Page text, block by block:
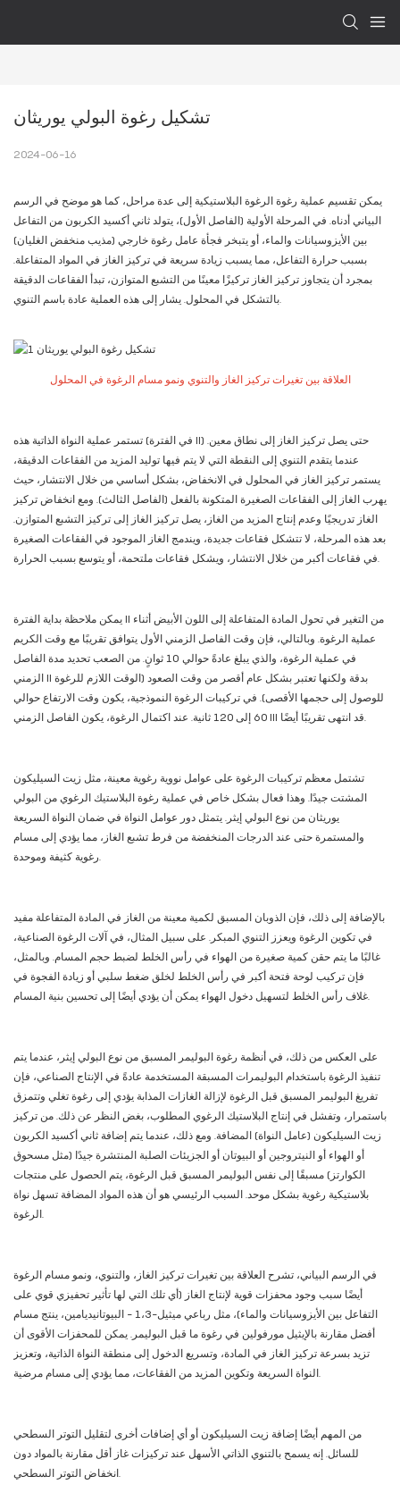
تشكيل رغوة البولي يوريثان
2024-06-16
يمكن تقسيم عملية رغوة الرغوة البلاستيكية إلى عدة مراحل، كما هو موضح في الرسم
البياني أدناه. في المرحلة الأولية (الفاصل الأول)، يتولد ثاني أكسيد الكربون من التفاعل
بين الأيزوسيانات والماء، أو يتبخر فجأة عامل رغوة خارجي (مذيب منخفض الغليان)
بسبب حرارة التفاعل، مما يسبب زيادة سريعة في تركيز الغاز في المواد المتفاعلة.
بمجرد أن يتجاوز تركيز الغاز تركيزًا معينًا من التشبع المتوازن، تبدأ الفقاعات الدقيقة
بالتشكل في المحلول. يشار إلى هذه العملية عادة باسم التنوي.
العلاقة بين تغيرات تركيز الغاز والتنوي ونمو مسام الرغوة في المحلول
تستمر عملية النواة الذاتية هذه (في الفترة II) حتى يصل تركيز الغاز إلى نطاق معين.
عندما يتقدم التنوي إلى النقطة التي لا يتم فيها توليد المزيد من الفقاعات الدقيقة،
يستمر تركيز الغاز في المحلول في الانخفاض، بشكل أساسي من خلال الانتشار، حيث
يهرب الغاز إلى الفقاعات الصغيرة المتكونة بالفعل (الفاصل الثالث). ومع انخفاض تركيز
الغاز تدريجيًا وعدم إنتاج المزيد من الغاز، يصل تركيز الغاز إلى تركيز التشبع المتوازن.
بعد هذه المرحلة، لا تتشكل فقاعات جديدة، ويندمج الغاز الموجود في الفقاعات الصغيرة
في فقاعات أكبر من خلال الانتشار، ويشكل فقاعات ملتحمة، أو يتوسع بسبب الحرارة.
يمكن ملاحظة بداية الفترة II من التغير في تحول المادة المتفاعلة إلى اللون الأبيض أثناء
عملية الرغوة. وبالتالي، فإن وقت الفاصل الزمني الأول يتوافق تقريبًا مع وقت الكريم
في عملية الرغوة، والذي يبلغ عادةً حوالي 10 ثوانٍ. من الصعب تحديد مدة الفاصل
الزمني II بدقة ولكنها تعتبر بشكل عام أقصر من وقت الصعود (الوقت اللازم للرغوة
للوصول إلى حجمها الأقصى). في تركيبات الرغوة النموذجية، يكون وقت الارتفاع حوالي
60 إلى 120 ثانية. عند اكتمال الرغوة، يكون الفاصل الزمني III قد انتهى تقريبًا أيضًا.
تشتمل معظم تركيبات الرغوة على عوامل نووية رغوية معينة، مثل زيت السيليكون
المشتت جيدًا. وهذا فعال بشكل خاص في عملية رغوة البلاستيك الرغوي من البولي
يوريثان من نوع البولي إيثر. يتمثل دور عوامل النواة في ضمان النواة السريعة
والمستمرة حتى عند الدرجات المنخفضة من فرط تشبع الغاز، مما يؤدي إلى مسام
رغوية كثيفة وموحدة.
بالإضافة إلى ذلك، فإن الذوبان المسبق لكمية معينة من الغاز في المادة المتفاعلة مفيد
في تكوين الرغوة ويعزز التنوي المبكر. على سبيل المثال، في آلات الرغوة الصناعية،
غالبًا ما يتم حقن كمية صغيرة من الهواء في رأس الخلط لضبط حجم المسام. وبالمثل،
فإن تركيب لوحة فتحة أكبر في رأس الخلط لخلق ضغط سلبي أو زيادة الفجوة في
غلاف رأس الخلط لتسهيل دخول الهواء يمكن أن يؤدي أيضًا إلى تحسين بنية المسام.
على العكس من ذلك، في أنظمة رغوة البوليمر المسبق من نوع البولي إيثر، عندما يتم
تنفيذ الرغوة باستخدام البوليمرات المسبقة المستخدمة عادةً في الإنتاج الصناعي، فإن
تفريغ البوليمر المسبق قبل الرغوة لإزالة الغازات المذابة يؤدي إلى رغوة تغلي وتتمزق
باستمرار، وتفشل في إنتاج البلاستيك الرغوي المطلوب، بغض النظر عن ذلك. من تركيز
زيت السيليكون (عامل النواة) المضافة. ومع ذلك، عندما يتم إضافة ثاني أكسيد الكربون
أو الهواء أو النيتروجين أو البيوتان أو الجزيئات الصلبة المنتشرة جيدًا (مثل مسحوق
الكوارتز) مسبقًا إلى نفس البوليمر المسبق قبل الرغوة، يتم الحصول على منتجات
بلاستيكية رغوية بشكل موحد. السبب الرئيسي هو أن هذه المواد المضافة تسهل نواة
الرغوة.
في الرسم البياني، تشرح العلاقة بين تغيرات تركيز الغاز، والتنوي، ونمو مسام الرغوة
أيضًا سبب وجود محفزات قوية لإنتاج الغاز (أي تلك التي لها تأثير تحفيزي قوي على
التفاعل بين الأيزوسيانات والماء)، مثل رباعي ميثيل-1،3 - البيوتانيديامين، ينتج مسام
أفضل مقارنة بالإيثيل مورفولين في رغوة ما قبل البوليمر. يمكن للمحفزات الأقوى أن
تزيد بسرعة تركيز الغاز في المادة، وتسريع الدخول إلى منطقة النواة الذاتية، وتعزيز
النواة السريعة وتكوين المزيد من الفقاعات، مما يؤدي إلى مسام مرضية.
من المهم أيضًا إضافة زيت السيليكون أو أي إضافات أخرى لتقليل التوتر السطحي
للسائل. إنه يسمح بالتنوي الذاتي الأسهل عند تركيزات غاز أقل مقارنة بالمواد دون
انخفاض التوتر السطحي.